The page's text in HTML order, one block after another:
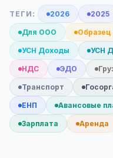
ТЕГИ: 2026 2025
Для ООО Образец
УСН Доходы УСН
НДС ЭДО
Транспорт
ЕНП Авансовые
Зарплата Аренда